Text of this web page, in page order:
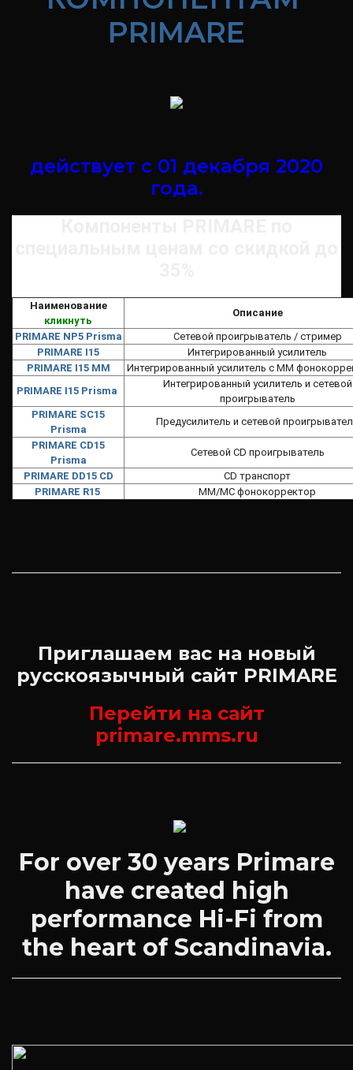
PRIMARE
действует с 01 декабря 2020
года.
Наименование
кликнуть
Описание
PRIMARE NP5 Prisma
Сетевой проигрыватель / стример
PRIMARE I15
Интегрированный усилитель
PRIMARE I15 MM
Интегрированный усилитель с MM
PRIMARE I15 Prisma
Интегрированный усилитель и сетевой
проигрыватель
PRIMARE SC15
Prisma
Предусилитель и сетевой
PRIMARE CD15
Prisma
Сетевой CD проигрыватель
PRIMARE DD15 CD
CD транспорт
PRIMARE R15
MM/MC фонокорректор
Приглашаем вас на новый
русскоязычный сайт PRIMARE
Перейти на сайт
primare.mms.ru
For over 30 years Primare
have created high
performance Hi-Fi from
the heart of Scandinavia.